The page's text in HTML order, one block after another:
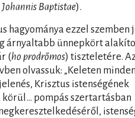
Baptistae).
hagyománya ezzel szemben
árnyaltabb ünnepkört
(ho prodrōmos) tiszteletére.
olvassuk: „Keleten
Krisztus istenségének
pompás szertartásban